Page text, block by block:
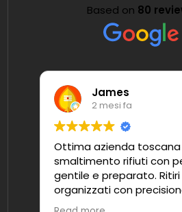
Based on 80
James
2 mesi fa
Ottima azienda toscana di
smaltimento rifiuti con personale
gentile e preparato. Ritiri
organizzati con precisione.
Consigliatissimo.